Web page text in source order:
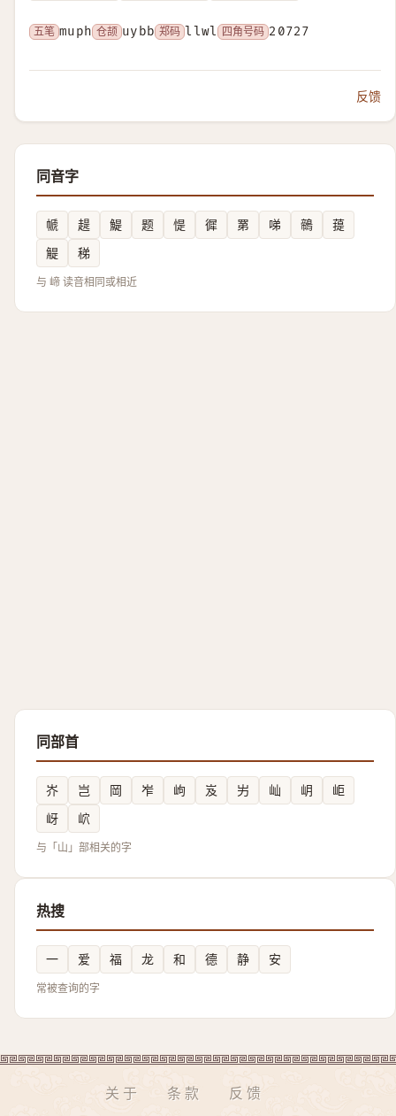
五笔 muph 仓颉 uybb 郑码 llwl 四角号码 20727
反馈
同音字
㡗 趧 鯷 题 惿 徲 罤 㖒 鶙
䔶
䚣
稊
与 崹 读音相同或相近
同部首
岕 岂 岡 岝 岣 岌 屴 屾 岄
岠
岈
岤
与「山」部相关的字
热搜
一 爱 福 龙 和 德 静 安
常被查询的字
关于 条款 反馈